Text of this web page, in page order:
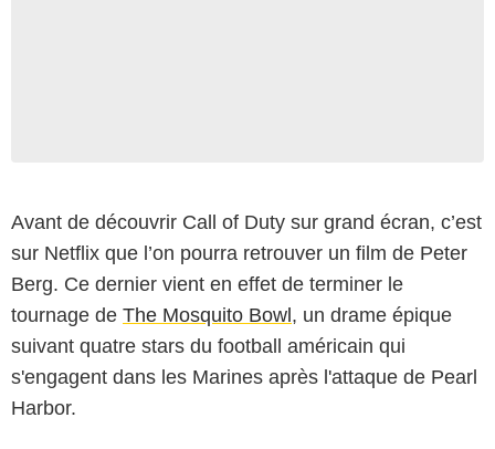
Avant de découvrir Call of Duty sur grand écran, c’est
sur Netflix que l’on pourra retrouver un film de Peter
Berg. Ce dernier vient en effet de terminer le
tournage de The Mosquito Bowl, un drame épique
suivant quatre stars du football américain qui
s'engagent dans les Marines après l'attaque de Pearl
Harbor.